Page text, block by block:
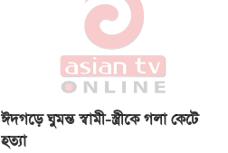
ঈদগড়ে ঘুমন্ত স্বামী-স্ত্রীকে গলা কেটে
হত্যা